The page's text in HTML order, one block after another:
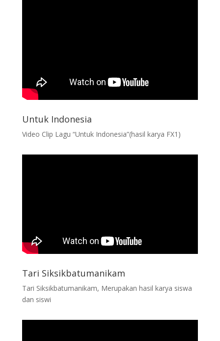
Untuk Indonesia
Video Clip Lagu “Untuk Indonesia”(hasil karya FX1)
Tari Siksikbatumanikam
Tari Siksikbatumanikam, Merupakan hasil karya siswa
dan siswi